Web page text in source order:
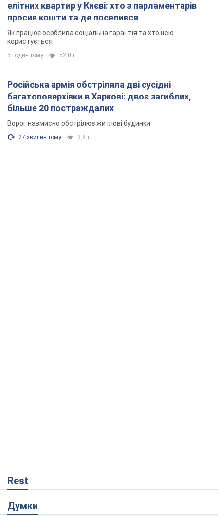
елітних квартир у Києві: хто з парламентарів
просив кошти та де поселився
Як працює особлива соціальна гарантія та хто нею
користується
5 годин тому 52,0 т.
Російська армія обстріляла дві сусідні
багатоповерхівки в Харкові: двоє загиблих,
більше 20 постраждалих
Ворог навмисно обстрілює житлові будинки
27 хвилин тому 3,8 т.
Rest
Думки